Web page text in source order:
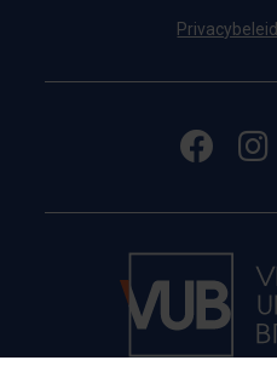
Privacybeleid